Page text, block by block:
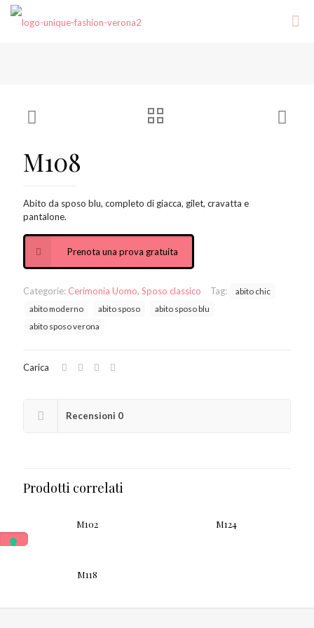
M108
Abito da sposo blu, completo di giacca, gilet, cravatta e
pantalone.
Prenota una prova gratuita
Categorie: Cerimonia Uomo, Sposo classico Tag:
abito chic
abito moderno
abito sposo
abito sposo blu
abito sposo verona
Carica
Recensioni 0
Prodotti correlati
M102 M124
M118